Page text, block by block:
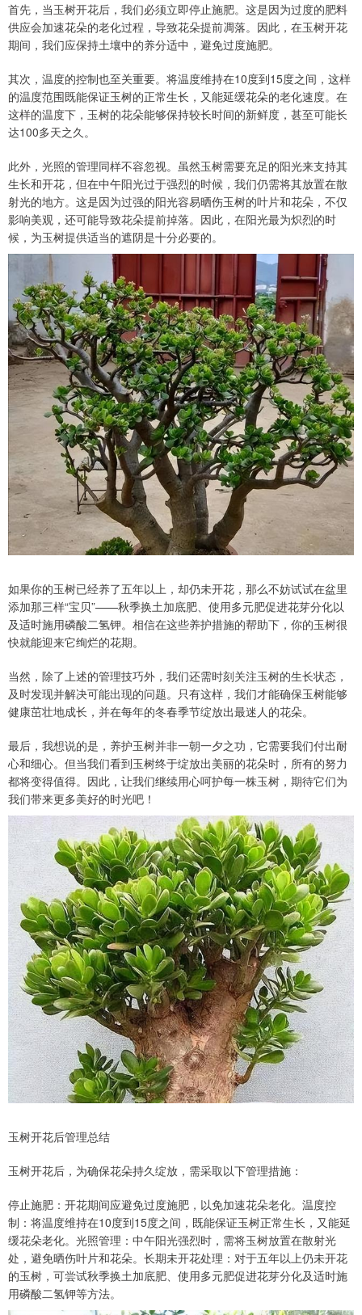
首先，当玉树开花后，我们必须立即停止施肥。这是因为过度的肥料
供应会加速花朵的老化过程，导致花朵提前凋落。因此，在玉树开花
期间，我们应保持土壤中的养分适中，避免过度施肥。
其次，温度的控制也至关重要。将温度维持在10度到15度之间，这样
的温度范围既能保证玉树的正常生长，又能延缓花朵的老化速度。在
这样的温度下，玉树的花朵能够保持较长时间的新鲜度，甚至可能长
达100多天之久。
此外，光照的管理同样不容忽视。虽然玉树需要充足的阳光来支持其
生长和开花，但在中午阳光过于强烈的时候，我们仍需将其放置在散
射光的地方。这是因为过强的阳光容易晒伤玉树的叶片和花朵，不仅
影响美观，还可能导致花朵提前掉落。因此，在阳光最为炽烈的时
候，为玉树提供适当的遮阴是十分必要的。
如果你的玉树已经养了五年以上，却仍未开花，那么不妨试试在盆里
添加那三样“宝贝”——秋季换土加底肥、使用多元肥促进花芽分化以
及适时施用磷酸二氢钾。相信在这些养护措施的帮助下，你的玉树很
快就能迎来它绚烂的花期。
当然，除了上述的管理技巧外，我们还需时刻关注玉树的生长状态，
及时发现并解决可能出现的问题。只有这样，我们才能确保玉树能够
健康茁壮地成长，并在每年的冬春季节绽放出最迷人的花朵。
最后，我想说的是，养护玉树并非一朝一夕之功，它需要我们付出耐
心和细心。但当我们看到玉树终于绽放出美丽的花朵时，所有的努力
都将变得值得。因此，让我们继续用心呵护每一株玉树，期待它们为
我们带来更多美好的时光吧！
玉树开花后管理总结
玉树开花后，为确保花朵持久绽放，需采取以下管理措施：
停止施肥：开花期间应避免过度施肥，以免加速花朵老化。温度控
制：将温度维持在10度到15度之间，既能保证玉树正常生长，又能延
缓花朵老化。光照管理：中午阳光强烈时，需将玉树放置在散射光
处，避免晒伤叶片和花朵。长期未开花处理：对于五年以上仍未开花
的玉树，可尝试秋季换土加底肥、使用多元肥促进花芽分化及适时施
用磷酸二氢钾等方法。